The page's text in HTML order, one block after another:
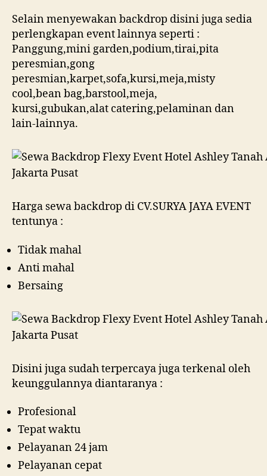
Selain menyewakan backdrop disini juga sedia
perlengkapan event lainnya seperti :
Panggung,mini garden,podium,tirai,pita
peresmian,gong
peresmian,karpet,sofa,kursi,meja,misty
cool,bean bag,barstool,meja,
kursi,gubukan,alat catering,pelaminan dan
lain-lainnya.
Harga sewa backdrop di CV.SURYA JAYA EVENT
tentunya :
Tidak mahal
Anti mahal
Bersaing
Disini juga sudah terpercaya juga terkenal oleh
keunggulannya diantaranya :
Profesional
Tepat waktu
Pelayanan 24 jam
Pelayanan cepat